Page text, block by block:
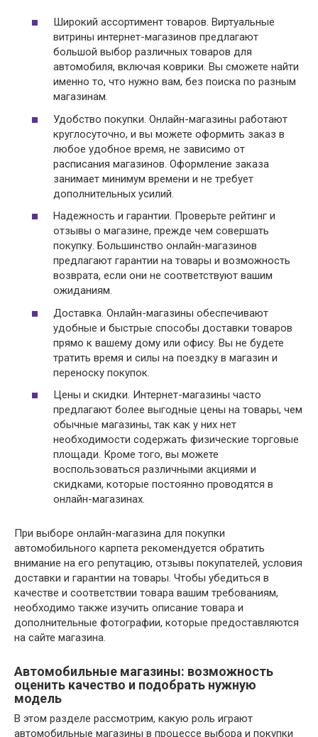
Широкий ассортимент товаров. Виртуальные
витрины интернет-магазинов предлагают
большой выбор различных товаров для
автомобиля, включая коврики. Вы сможете найти
именно то, что нужно вам, без поиска по разным
магазинам.
Удобство покупки. Онлайн-магазины работают
круглосуточно, и вы можете оформить заказ в
любое удобное время, не зависимо от
расписания магазинов. Оформление заказа
занимает минимум времени и не требует
дополнительных усилий.
Надежность и гарантии. Проверьте рейтинг и
отзывы о магазине, прежде чем совершать
покупку. Большинство онлайн-магазинов
предлагают гарантии на товары и возможность
возврата, если они не соответствуют вашим
ожиданиям.
Доставка. Онлайн-магазины обеспечивают
удобные и быстрые способы доставки товаров
прямо к вашему дому или офису. Вы не будете
тратить время и силы на поездку в магазин и
переноску покупок.
Цены и скидки. Интернет-магазины часто
предлагают более выгодные цены на товары, чем
обычные магазины, так как у них нет
необходимости содержать физические торговые
площади. Кроме того, вы можете
воспользоваться различными акциями и
скидками, которые постоянно проводятся в
онлайн-магазинах.
При выборе онлайн-магазина для покупки
автомобильного карпета рекомендуется обратить
внимание на его репутацию, отзывы покупателей, условия
доставки и гарантии на товары. Чтобы убедиться в
качестве и соответствии товара вашим требованиям,
необходимо также изучить описание товара и
дополнительные фотографии, которые предоставляются
на сайте магазина.
Автомобильные магазины: возможность
оценить качество и подобрать нужную
модель
В этом разделе рассмотрим, какую роль играют
автомобильные магазины в процессе выбора и покупки